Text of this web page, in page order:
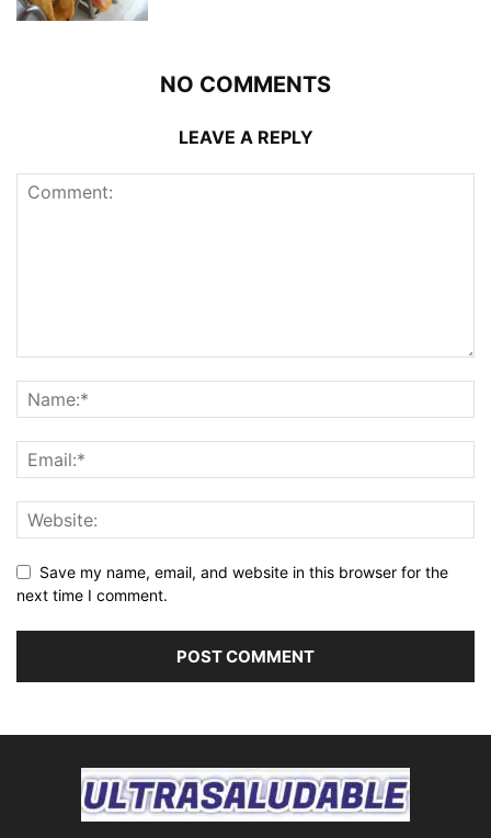
NO COMMENTS
LEAVE A REPLY
Save my name, email, and website in this browser for the
next time I comment.